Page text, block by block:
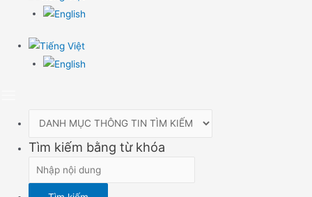
Tìm kiếm bằng từ khóa